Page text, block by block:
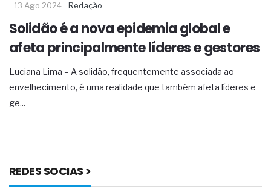
13 Ago 2024 Redação
Solidão é a nova epidemia global e
afeta principalmente líderes e gestores
Luciana Lima – A solidão, frequentemente associada ao
envelhecimento, é uma realidade que também afeta líderes e
ge...
REDES SOCIAS >